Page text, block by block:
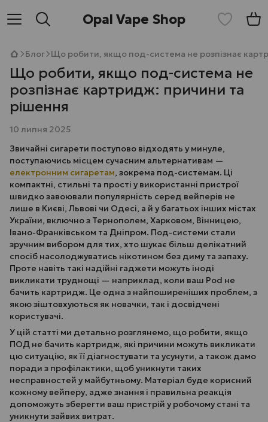
Opal Vape Shop
Блог Що робити, якщо под-система не розпізнає
Що робити, якщо под-система не
розпізнає картридж: причини та
рішення
10 липня 2025
Звичайні сигарети поступово відходять у минуле,
поступаючись місцем сучасним альтернативам —
електронним сигаретам, зокрема под-системам. Ці
компактні, стильні та прості у використанні пристрої
швидко завоювали популярність серед вейперів не
лише в Києві, Львові чи Одесі, а й у багатьох інших містах
України, включно з Тернополем, Харковом, Вінницею,
Івано-Франківськом та Дніпром. Под-системи стали
зручним вибором для тих, хто шукає більш делікатний
спосіб насолоджуватись нікотином без диму та запаху.
Проте навіть такі надійні гаджети можуть іноді
викликати труднощі — наприклад, коли ваш Pod не
бачить картридж. Це одна з найпоширеніших проблем, з
якою зіштовхуються як новачки, так і досвідчені
користувачі.
У цій статті ми детально розглянемо, що робити, якщо
ПОД не бачить картридж, які причини можуть викликати
цю ситуацію, як її діагностувати та усунути, а також дамо
поради з профілактики, щоб уникнути таких
несправностей у майбутньому. Матеріал буде корисний
кожному вейперу, адже знання і правильна реакція
допоможуть зберегти ваш пристрій у робочому стані та
уникнути зайвих витрат.